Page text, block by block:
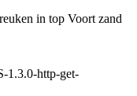
in top Voort zand
1.3.0-http-get-